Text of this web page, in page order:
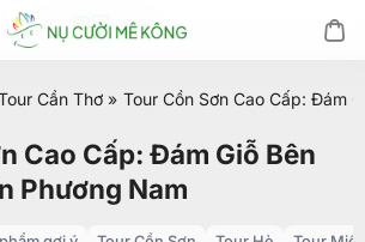
Cần Thơ » Tour Cồn Sơn Cao Cấp: Đám
Cao Cấp: Đám Giỗ Bên
Phương Nam